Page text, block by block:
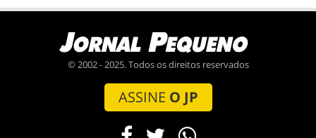
© 2002 - 2025. Todos os direitos reservados
ASSINE O JP